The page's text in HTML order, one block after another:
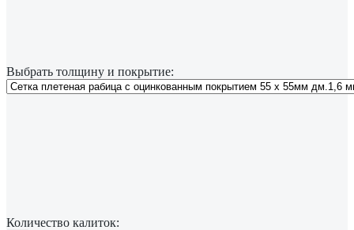
Выбрать толщину и покрытие:
Количество калиток: